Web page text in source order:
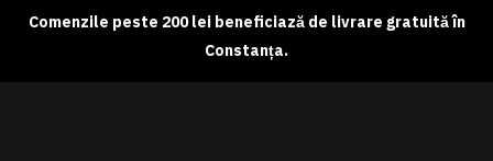
Comenzile peste 200 lei beneficiază de livrare gratuită în
Constanța.